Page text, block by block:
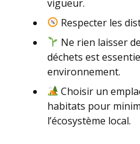
vigueur.
Respecter les
Ne rien laisser
déchets est
environnement.
Choisir un
habitats pour
l’écosystème local.